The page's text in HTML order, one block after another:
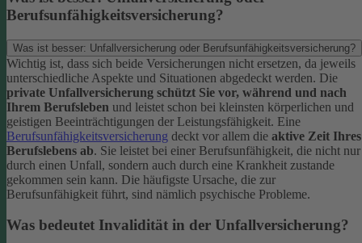
Berufsunfähigkeitsversicherung?
Was ist besser: Unfallversicherung oder Berufsunfähigkeitsversicherung?
Wichtig ist, dass sich beide Versicherungen nicht ersetzen, da jeweils
unterschiedliche Aspekte und Situationen abgedeckt werden. Die
private Unfallversicherung schützt Sie vor, während und nach
Ihrem Berufsleben und leistet schon bei kleinsten körperlichen und
geistigen Beeinträchtigungen der Leistungsfähigkeit. Eine
Berufsunfähigkeitsversicherung deckt vor allem die aktive Zeit Ihres
Berufslebens ab. Sie leistet bei einer Berufsunfähigkeit, die nicht nur
durch einen Unfall, sondern auch durch eine Krankheit zustande
gekommen sein kann. Die häufigste Ursache, die zur
Berufsunfähigkeit führt, sind nämlich psychische Probleme.
Was bedeutet Invalidität in der Unfallversicherung?